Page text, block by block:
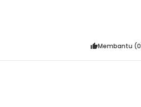
Membantu (0